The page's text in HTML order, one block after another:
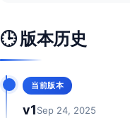
🕒 版本历史
当前版本
v1Sep 24, 2025